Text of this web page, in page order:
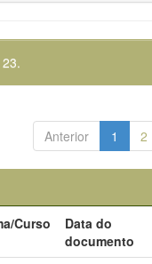
Anterior 1 2
Curso
Data do
documento